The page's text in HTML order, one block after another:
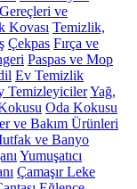
ve
Kovası Temizlik,
Çekpas Fırça ve
Paspas ve Mop
Ev Temizlik
TemizleyicilerYağ,
Oda Kokusu
ve Bakım Ürünleri
ve Banyo
Yumuşatıcı
Çamaşır Leke